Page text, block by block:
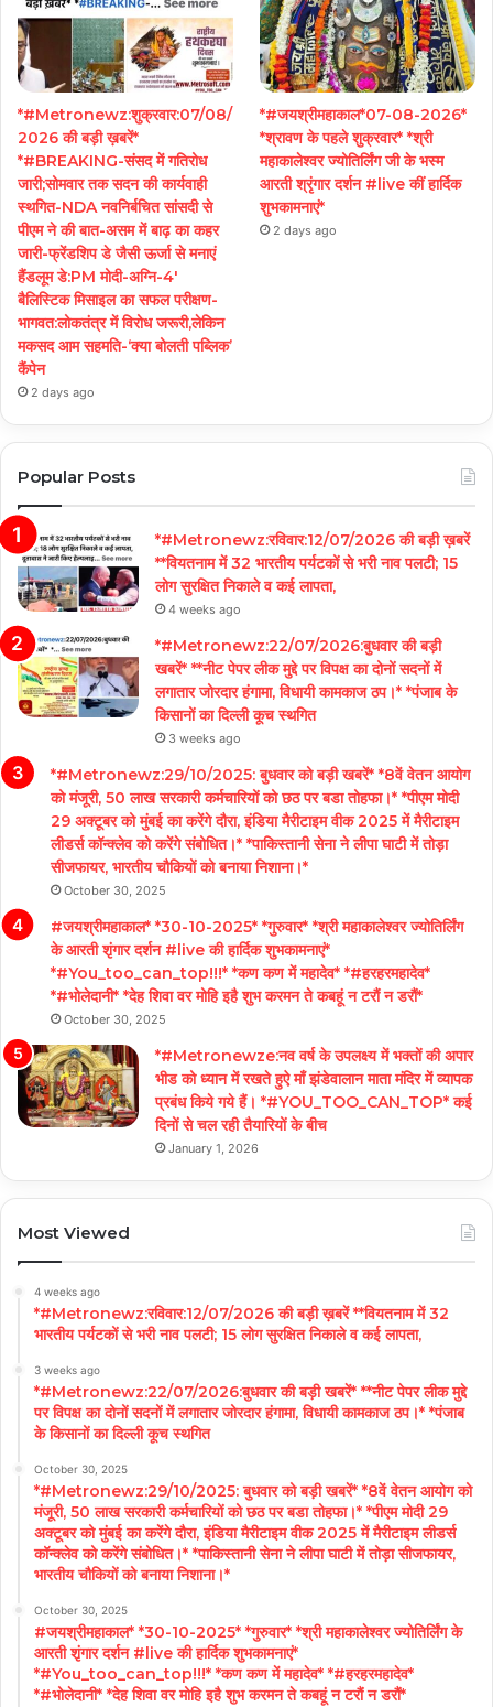
*#Metronewz:शुक्रवार:07/08/
2026 की बड़ी ख़बरें*
*#BREAKING-संसद में गतिरोध
जारी;सोमवार तक सदन की कार्यवाही
स्थगित-NDA नवनिर्बचित सांसदी से
पीएम ने की बात-असम में बाढ़ का कहर
जारी-फ्रेंडशिप डे जैसी ऊर्जा से मनाएं
हैंडलूम डे:PM मोदी-अग्नि-4′
बैलिस्टिक मिसाइल का सफल परीक्षण-
भागवत:लोकतंत्र में विरोध जरूरी,लेकिन
मकसद आम सहमति-‘क्या बोलती पब्लिक’
कैंपेन
2 days ago
*#जयश्रीमहाकाल*07-08-2026*
*श्रावण के पहले शुक्रवार* *श्री
महाकालेश्वर ज्योतिर्लिंग जी के भस्म
आरती श्रृंगार दर्शन #live कीं हार्दिक
शुभकामनाएं*
2 days ago
Popular Posts
*#Metronewz:रविवार:12/07/2026 की बड़ी ख़बरें
**वियतनाम में 32 भारतीय पर्यटकों से भरी नाव पलटी; 15
लोग सुरक्षित निकाले व कई लापता,
4 weeks ago
*#Metronewz:22/07/2026:बुधवार की बड़ी
खबरें* **नीट पेपर लीक मुद्दे पर विपक्ष का दोनों सदनों में
लगातार जोरदार हंगामा, विधायी कामकाज ठप।* *पंजाब के
किसानों का दिल्ली कूच स्थगित
3 weeks ago
*#Metronewz:29/10/2025: बुधवार को बड़ी खबरें* *8वें वेतन आयोग
को मंजूरी, 50 लाख सरकारी कर्मचारियों को छठ पर बडा तोहफा।* *पीएम मोदी
29 अक्टूबर को मुंबई का करेंगे दौरा, इंडिया मैरीटाइम वीक 2025 में मैरीटाइम
लीडर्स कॉन्क्लेव को करेंगे संबोधित।* *पाकिस्तानी सेना ने लीपा घाटी में तोड़ा
सीजफायर, भारतीय चौकियों को बनाया निशाना।*
October 30, 2025
#जयश्रीमहाकाल* *30-10-2025* *गुरुवार* *श्री महाकालेश्वर ज्योतिर्लिंग
के आरती शृंगार दर्शन #live की हार्दिक शुभकामनाएं*
*#You_too_can_top!!!* *कण कण में महादेव* *#हरहरमहादेव*
*#भोलेदानी* *देह शिवा वर मोहि इहै शुभ करमन ते कबहूं न टरौं न डरौं*
October 30, 2025
*#Metronewze:नव वर्ष के उपलक्ष्य में भक्तों की अपार
भीड को ध्यान में रखते हुऐ माँ झंडेवालान माता मंदिर में व्यापक
प्रबंध किये गये हैं। *#YOU_TOO_CAN_TOP* कई
दिनों से चल रही तैयारियों के बीच
January 1, 2026
Most Viewed
4 weeks ago
*#Metronewz:रविवार:12/07/2026 की बड़ी ख़बरें **वियतनाम में 32
भारतीय पर्यटकों से भरी नाव पलटी; 15 लोग सुरक्षित निकाले व कई लापता,
3 weeks ago
*#Metronewz:22/07/2026:बुधवार की बड़ी खबरें* **नीट पेपर लीक मुद्दे
पर विपक्ष का दोनों सदनों में लगातार जोरदार हंगामा, विधायी कामकाज ठप।* *पंजाब
के किसानों का दिल्ली कूच स्थगित
October 30, 2025
*#Metronewz:29/10/2025: बुधवार को बड़ी खबरें* *8वें वेतन आयोग को
मंजूरी, 50 लाख सरकारी कर्मचारियों को छठ पर बडा तोहफा।* *पीएम मोदी 29
अक्टूबर को मुंबई का करेंगे दौरा, इंडिया मैरीटाइम वीक 2025 में मैरीटाइम लीडर्स
कॉन्क्लेव को करेंगे संबोधित।* *पाकिस्तानी सेना ने लीपा घाटी में तोड़ा सीजफायर,
भारतीय चौकियों को बनाया निशाना।*
October 30, 2025
#जयश्रीमहाकाल* *30-10-2025* *गुरुवार* *श्री महाकालेश्वर ज्योतिर्लिंग के
आरती शृंगार दर्शन #live की हार्दिक शुभकामनाएं*
*#You_too_can_top!!!* *कण कण में महादेव* *#हरहरमहादेव*
*#भोलेदानी* *देह शिवा वर मोहि इहै शुभ करमन ते कबहूं न टरौं न डरौं*